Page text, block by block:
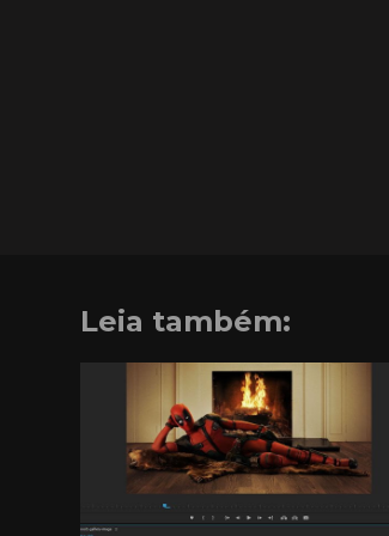
Leia também: